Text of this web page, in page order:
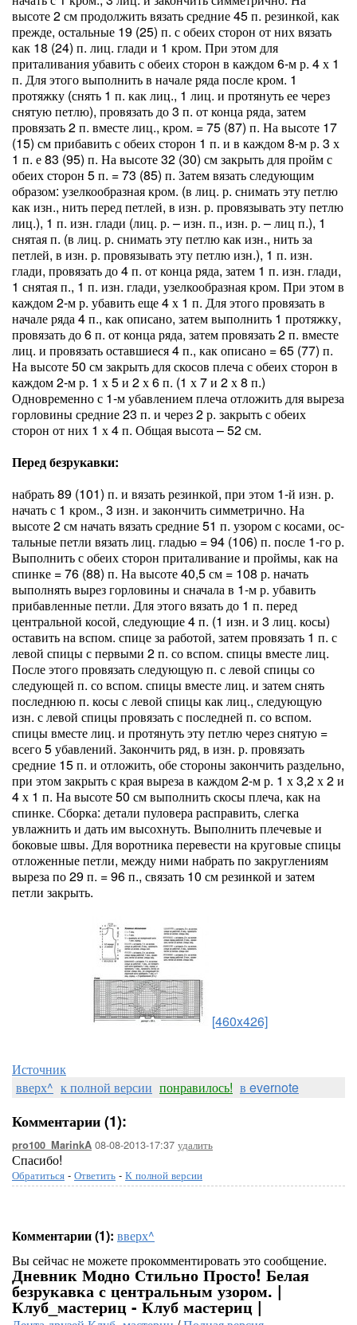
высоте 2 см продолжить вязать средние 45 п. резинкой, как
прежде, остальные 19 (25) п. с обеих сторон от них вязать
как 18 (24) п. лиц. глади и 1 кром. При этом для
приталивания убавить с обеих сторон в каждом 6-м р. 4 х 1
п. Для этого выполнить в на­чале ряда после кром. 1
протяжку (снять 1 п. как лиц., 1 лиц. и протянуть ее через
снятую петлю), провязать до 3 п. от конца ряда, затем
провязать 2 п. вместе лиц., кром. = 75 (87) п. На высоте 17
(15) см прибавить с обеих сторон 1 п. и в каждом 8-м р. 3 х
1 п. е 83 (95) п. На высоте 32 (30) см за­крыть для пройм с
обеих сторон 5 п. = 73 (85) п. Затем вязать следующим
образом: узелкообразная кром. (в лиц. р. снимать эту петлю
как изн., нить перед петлей, в изн. р. провязы­вать эту петлю
лиц.), 1 п. изн. глади (лиц. р. – изн. п., изн. р. – лиц п.), 1
снятая п. (в лиц. р. снимать эту петлю как изн., нить за
петлей, в изн. р. про­вязывать эту петлю изн.), 1 п. изн.
глади, провязать до 4 п. от конца ря­да, затем 1 п. изн. глади,
1 снятая п., 1 п. изн. глади, узелкообразная кром. При этом в
каждом 2-м р. убавить еще 4 х 1 п. Для этого провязать в
начале ряда 4 п., как описано, затем выпол­нить 1 протяжку,
провязать до 6 п. от конца ряда, затем провязать 2 п. вме­сте
лиц. и провязать оставшиеся 4 п., как описано = 65 (77) п.
На высоте 50 см закрыть для скосов плеча с обеих сторон в
каждом 2-м р. 1 х 5 и 2 х 6 п. (1 х 7 и 2 х 8 п.)
Одновременно с 1-м убавлением плеча отложить для вы­реза
горловины средние 23 п. и через 2 р. закрыть с обеих
сторон от них 1 х 4 п. Общая высота – 52 см.
Перед безрукавки:
набрать 89 (101) п. и вязать ре­зинкой, при этом 1-й изн. р.
начать с 1 кром., 3 изн. и закончить симметрич­но. На
высоте 2 см начать вязать средние 51 п. узором с косами, ос­
тальные петли вязать лиц. гладью = 94 (106) п. после 1-го р.
Выполнить с обеих сторон приталивание и прой­мы, как на
спинке = 76 (88) п. На вы­соте 40,5 см = 108 р. начать
выпол­нять вырез горловины и сначала в 1-м р. убавить
прибавленные петли. Для этого вязать до 1 п. перед
централь­ной косой, следующие 4 п. (1 изн. и 3 лиц. косы)
оставить на вспом. спице за работой, затем провязать 1 п. с
левой спицы с первыми 2 п. со вспом. спицы вместе лиц.
После этого провя­зать следующую п. с левой спицы со
следующей п. со вспом. спицы вместе лиц. и затем снять
последнюю п. косы с левой спицы как лиц., следующую
изн. с левой спицы провязать с по­следней п. со вспом.
спицы вместе лиц. и протянуть эту петлю через сня­тую =
всего 5 убавлений. Закончить ряд, в изн. р. провязать
средние 15 п. и отложить, обе стороны закончить раздельно,
при этом закрыть с края выреза в каждом 2-м р. 1 х 3,2 х 2 и
4 х 1 п. На высоте 50 см выполнить ско­сы плеча, как на
спинке. Сборка: детали пуловера расправить, слегка
увлажнить и дать им высох­нуть. Выполнить плечевые и
боковые швы. Для воротника перевести на круговые спицы
отложенные петли, между ними набрать по закруглениям
выреза по 29 п. = 96 п., связать 10 см резинкой и затем
петли закрыть.
[460x426]
Источник
вверх^ к полной версии понравилось! в evernote
Комментарии (1):
pro100_MarinkA 08-08-2013-17:37 удалить
Спасибо!
Обратиться - Ответить - К полной версии
Комментарии (1): вверх^
Вы сейчас не можете прокомментировать это сообщение.
Дневник Модно Стильно Просто! Белая
безрукавка с центральным узором. |
Клуб_мастериц - Клуб мастериц |